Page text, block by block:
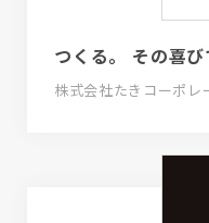
つくる。 その喜び
株式会社たきコーポレ